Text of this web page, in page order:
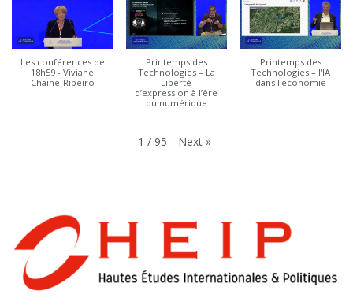
Les conférences de
18h59 - Viviane
Chaine-Ribeiro
Printemps des
Technologies – La
Liberté
d’expression à l’ère
du numérique
Printemps des
Technologies – l'IA
dans l'économie
1 / 95 Next »